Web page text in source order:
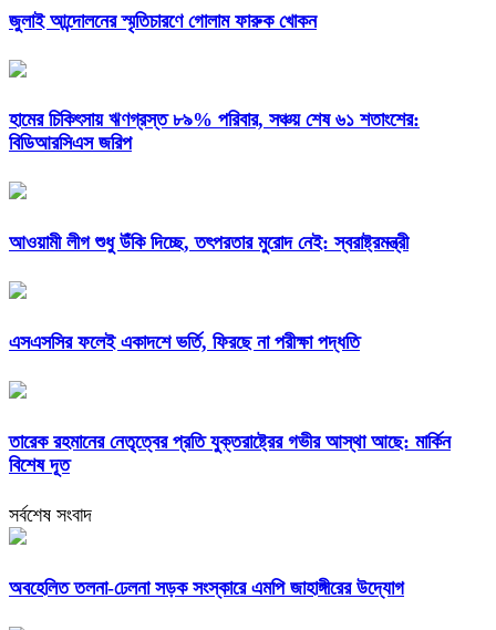
জুলাই আন্দোলনের স্মৃতিচারণে গোলাম ফারুক খোকন
হামের চিকিৎসায় ঋণগ্রস্ত ৮৯% পরিবার, সঞ্চয় শেষ ৬১ শতাংশের:
বিডিআরসিএস জরিপ
আওয়ামী লীগ শুধু উঁকি দিচ্ছে, তৎপরতার মুরোদ নেই: স্বরাষ্ট্রমন্ত্রী
এসএসসির ফলেই একাদশে ভর্তি, ফিরছে না পরীক্ষা পদ্ধতি
তারেক রহমানের নেতৃত্বের প্রতি যুক্তরাষ্ট্রের গভীর আস্থা আছে: মার্কিন
বিশেষ দূত
সর্বশেষ সংবাদ
অবহেলিত তলনা-ঢেলনা সড়ক সংস্কারে এমপি জাহাঙ্গীরের উদ্যোগ